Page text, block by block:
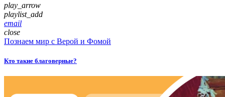
play_arrow
playlist_add
email
close
Познаем мир с Верой и Фомой
Кто такие благоверные?